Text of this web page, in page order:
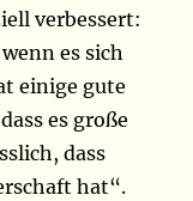
verbessert:
es sich
einige gute
es große
dass
hat“.